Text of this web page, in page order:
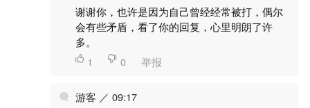
谢谢你，也许是因为自己曾经经常被打，偶尔
会有些矛盾，看了你的回复，心里明朗了许
多。
 1  0 举报
游客 ／ 09:17